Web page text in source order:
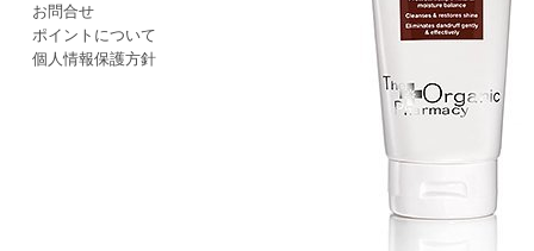
お問合せ
ポイントについて
個人情報保護方針